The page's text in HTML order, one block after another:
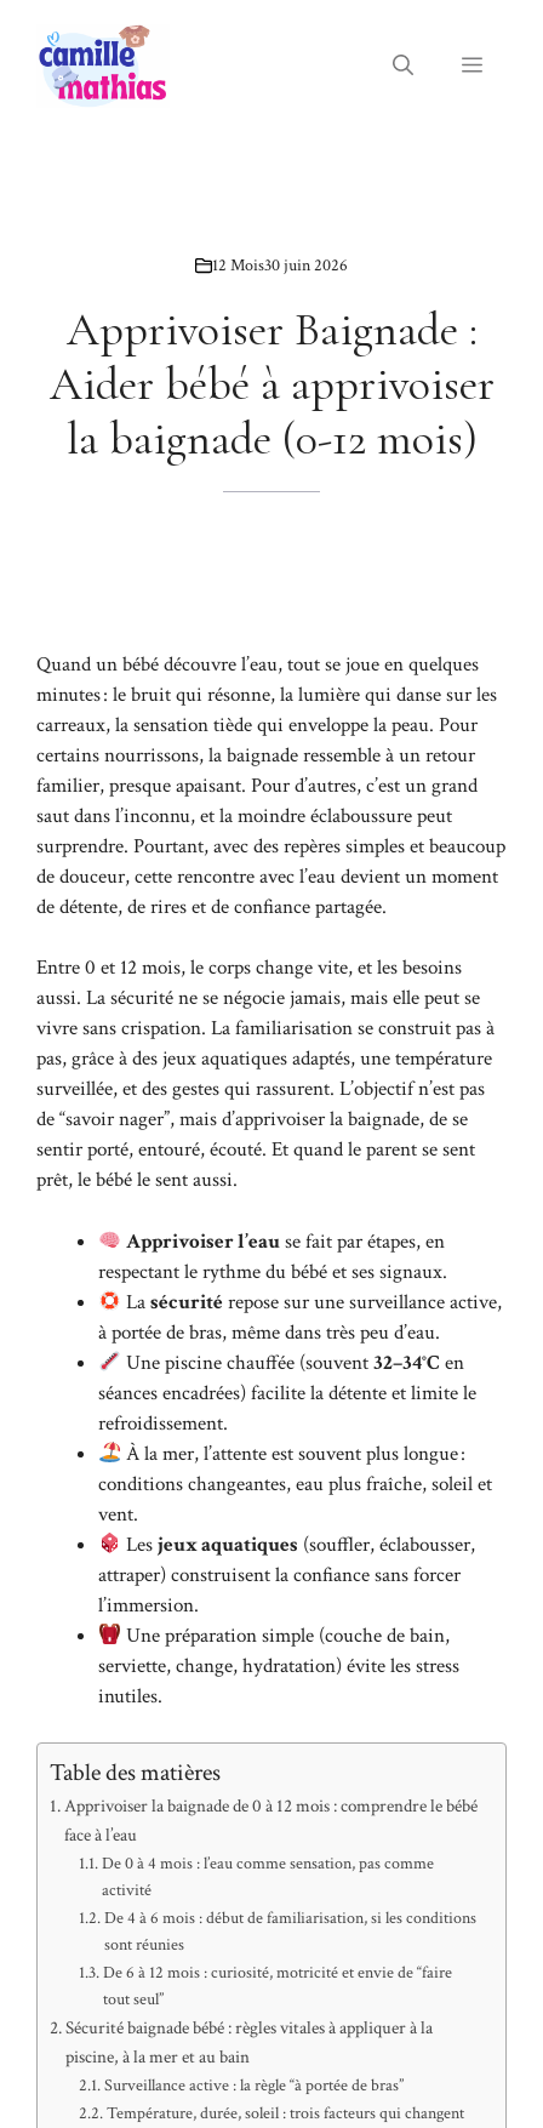
contenu
Menu
12 Mois30 juin 2026
Apprivoiser Baignade :
Aider bébé à apprivoiser
la baignade (0-12 mois)
Quand un bébé découvre l’eau, tout se joue en quelques
minutes : le bruit qui résonne, la lumière qui danse sur les
carreaux, la sensation tiède qui enveloppe la peau. Pour
certains nourrissons, la baignade ressemble à un retour
familier, presque apaisant. Pour d’autres, c’est un grand
saut dans l’inconnu, et la moindre éclaboussure peut
surprendre. Pourtant, avec des repères simples et beaucoup
de douceur, cette rencontre avec l’eau devient un moment
de détente, de rires et de confiance partagée.
Entre 0 et 12 mois, le corps change vite, et les besoins
aussi. La sécurité ne se négocie jamais, mais elle peut se
vivre sans crispation. La familiarisation se construit pas à
pas, grâce à des jeux aquatiques adaptés, une température
surveillée, et des gestes qui rassurent. L’objectif n’est pas
de “savoir nager”, mais d’apprivoiser la baignade, de se
sentir porté, entouré, écouté. Et quand le parent se sent
prêt, le bébé le sent aussi.
Apprivoiser l’eause fait par étapes, en
respectant le rythme du bébé et ses signaux.
Lasécuritérepose sur une surveillance active,
à portée de bras, même dans très peu d’eau.
Une piscine chauffée (souvent32–34°C en
séances encadrées) facilite la détente et limite le
refroidissement.
À la mer, l’attente est souvent plus longue :
conditions changeantes, eau plus fraîche, soleil et
vent.
Lesjeux aquatiques (souffler, éclabousser,
attraper) construisent la confiance sans forcer
l’immersion.
Une préparation simple (couche de bain,
serviette, change, hydratation) évite les stress
inutiles.
Table des matières
Apprivoiser la baignade de 0 à 12 mois : comprendre le bébé
face à l’eau
De 0 à 4 mois : l’eau comme sensation, pas comme
activité
De 4 à 6 mois : début de familiarisation, si les conditions
sont réunies
De 6 à 12 mois : curiosité, motricité et envie de “faire
tout seul”
Sécurité baignade bébé : règles vitales à appliquer à la
piscine, à la mer et au bain
Surveillance active : la règle “à portée de bras”
Température, durée, soleil : trois facteurs qui changent